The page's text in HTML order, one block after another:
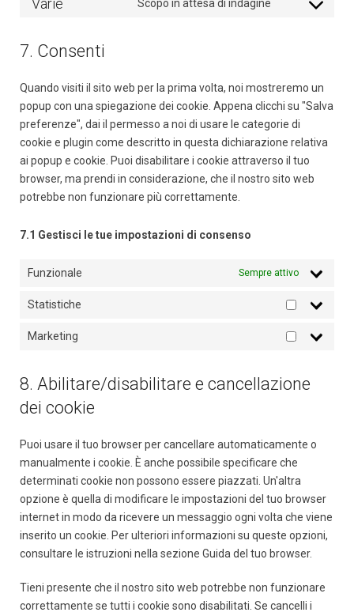
service
Scopo in attesa di indagine
Consent
7. Consenti
Quando visiti il sito web per la prima volta, noi mostreremo un
popup con una spiegazione dei cookie. Appena clicchi su "Salva
preferenze", dai il permesso a noi di usare le categorie di
cookie e plugin come descritto in questa dichiarazione relativa
ai popup e cookie. Puoi disabilitare i cookie attraverso il tuo
browser, ma prendi in considerazione, che il nostro sito web
potrebbe non funzionare più correttamente.
7.1 Gestisci le tue impostazioni di consenso
Funzionale Sempre attivo
Statistiche
Statistiche
Marketing
Marketing
8. Abilitare/disabilitare e cancellazione
dei cookie
Puoi usare il tuo browser per cancellare automaticamente o
manualmente i cookie. È anche possibile specificare che
determinati cookie non possono essere piazzati. Un'altra
opzione è quella di modificare le impostazioni del tuo browser
internet in modo da ricevere un messaggio ogni volta che viene
inserito un cookie. Per ulteriori informazioni su queste opzioni,
consultare le istruzioni nella sezione Guida del tuo browser.
Tieni presente che il nostro sito web potrebbe non funzionare
correttamente se tutti i cookie sono disabilitati. Se cancelli i